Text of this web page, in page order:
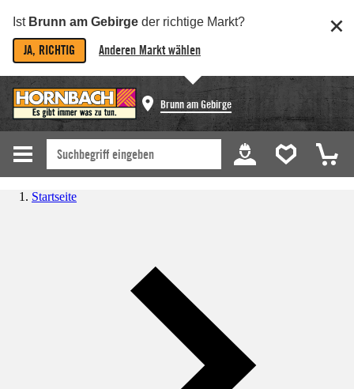
Ist Brunn am Gebirge der richtige Markt?
JA, RICHTIG Anderen Markt wählen
Brunn am Gebirge
Startseite